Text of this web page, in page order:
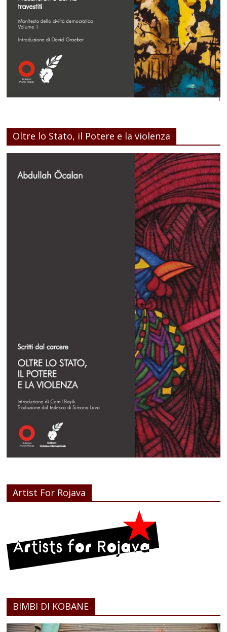
Oltre lo Stato, il Potere e la violenza
Artist For Rojava
BIMBI DI KOBANE